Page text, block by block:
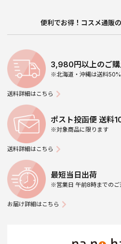
便利でお得！コスメ通販
3,980円以上のご
※北海道・沖縄は送料
送料詳細はこちら
ポスト投函便 送料
※対象商品に限ります
送料詳細はこちら
最短当日出荷
※営業日 午前8時までのご
お届け詳細はこちら